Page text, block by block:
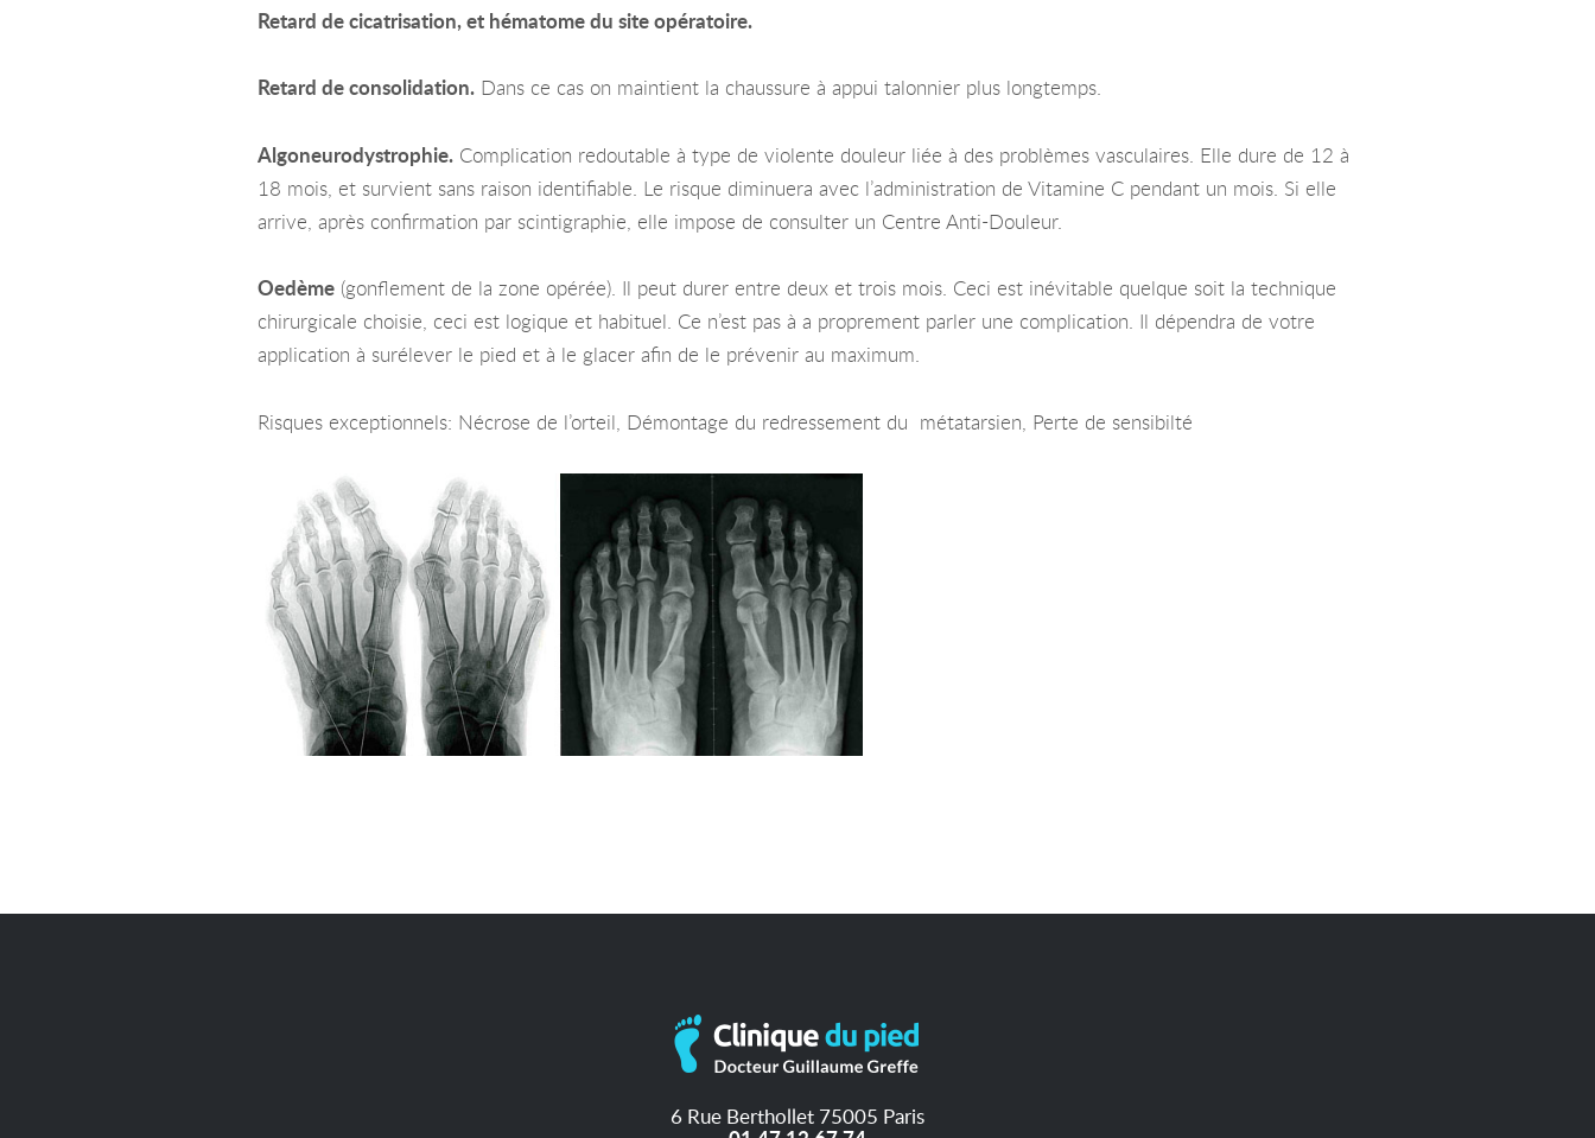
Retard de cicatrisation, et hématome du site opératoire.
Retard de consolidation.Dans ce cas on maintient la chaussure à appui talonnier plus longtemps.
Algoneurodystrophie.Complication redoutable à type de violente douleur liée à des problèmes vasculaires. Elle dure de 12 à
18 mois, et survient sans raison identifiable. Le risque diminuera avec l’administration de Vitamine C pendant un mois. Si elle
arrive, après confirmation par scintigraphie, elle impose de consulter un Centre Anti-Douleur.
Oedème(gonflement de la zone opérée). Il peut durer entre deux et trois mois. Ceci est inévitable quelque soit la technique
chirurgicale choisie, ceci est logique et habituel. Ce n’est pas à a proprement parler une complication. Il dépendra de votre
application à surélever le pied et à le glacer afin de le prévenir au maximum.
Risques exceptionnels: Nécrose de l’orteil, Démontage du redressement du métatarsien, Perte de sensibilté
6 Rue Berthollet 75005 Paris